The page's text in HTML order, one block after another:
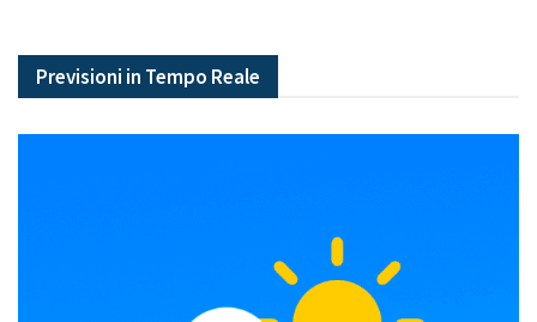
Previsioni in Tempo Reale